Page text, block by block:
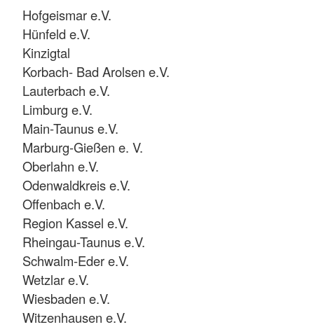
Hofgeismar e.V.
Hünfeld e.V.
Kinzigtal
Korbach- Bad Arolsen e.V.
Lauterbach e.V.
Limburg e.V.
Main-Taunus e.V.
Marburg-Gießen e. V.
Oberlahn e.V.
Odenwaldkreis e.V.
Offenbach e.V.
Region Kassel e.V.
Rheingau-Taunus e.V.
Schwalm-Eder e.V.
Wetzlar e.V.
Wiesbaden e.V.
Witzenhausen e.V.